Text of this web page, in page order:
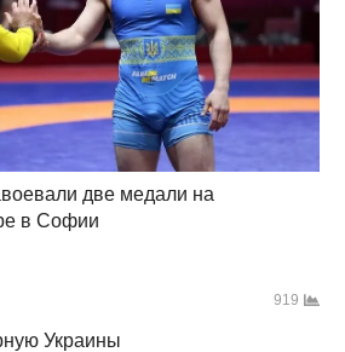
две медали на
в Софии
919
Украины